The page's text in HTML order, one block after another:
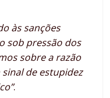
às sanções
sob pressão dos
sobre a razão
de estupidez
.